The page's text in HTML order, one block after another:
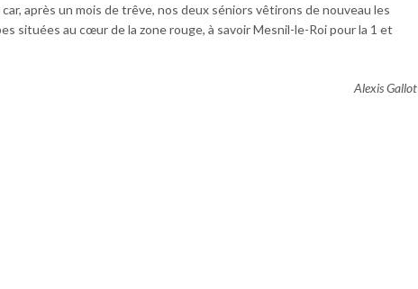
après un mois de trêve, nos deux séniors vêtirons de nouveau les
situées au cœur de la zone rouge, à savoir Mesnil-le-Roi pour la 1 et
Alexis Gallot